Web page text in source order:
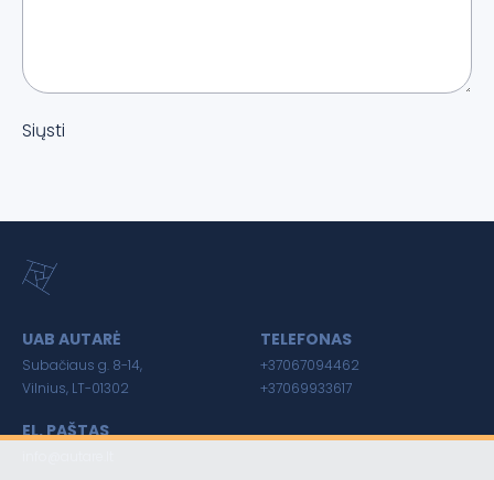
Siųsti
UAB AUTARĖ
Subačiaus g. 8-14,
Vilnius, LT-01302
TELEFONAS
+37067094462
+37069933617
EL. PAŠTAS